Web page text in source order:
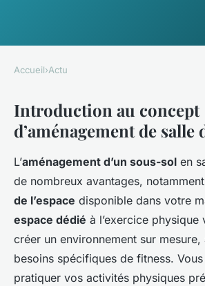
Accueil›Actu
Introduction au concept
d’aménagement de salle
L’aménagement d’un sous-sol en
de nombreux avantages, notamment
de l’espace disponible dans votre
espace dédié à l’exercice physique
créer un environnement sur
besoins spécifiques de fitness.
pratiquer vos activités physiques